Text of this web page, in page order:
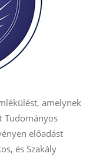
amelynek
Tudományos
előadást
és Szakály